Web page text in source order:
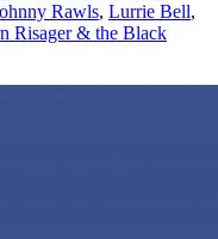
Rawls, Lurrie Bell,
Risager & the Black